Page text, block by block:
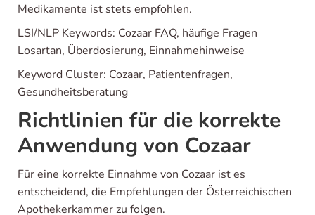
Medikamente ist stets empfohlen.
LSI/NLP Keywords: Cozaar FAQ, häufige Fragen
Losartan, Überdosierung, Einnahmehinweise
Keyword Cluster: Cozaar, Patientenfragen,
Gesundheitsberatung
Richtlinien für die korrekte
Anwendung von Cozaar
Für eine korrekte Einnahme von Cozaar ist es
entscheidend, die Empfehlungen der Österreichischen
Apothekerkammer zu folgen.